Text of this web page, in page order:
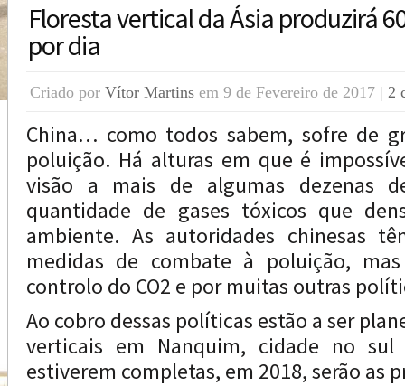
Floresta vertical da Ásia produzirá
por dia
Criado por Vítor Martins em 9 de Fevereiro de 2017 | 2
China… como todos sabem, sofre de
poluição. Há alturas em que é
visão a mais de algumas dezenas
quantidade de gases tóxicos que
ambiente. As autoridades chinesas
medidas de combate à poluição,
controlo do CO2 e por muitas outras
Ao cobro dessas políticas estão a ser
verticais em Nanquim, cidade no sul
estiverem completas, em 2018, serão as